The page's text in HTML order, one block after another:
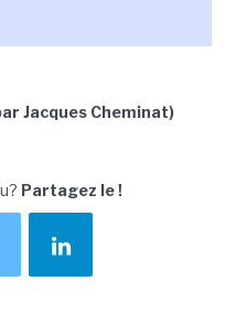
Jacques Cheminat)
Partagez le !